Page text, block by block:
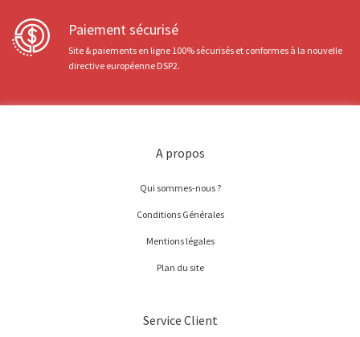
Paiement sécurisé
Site & paiements en ligne 100% sécurisés et conformes à la nouvelle
directive européenne DSP2.
A propos
Qui sommes-nous ?
Conditions Générales
Mentions légales
Plan du site
Service Client